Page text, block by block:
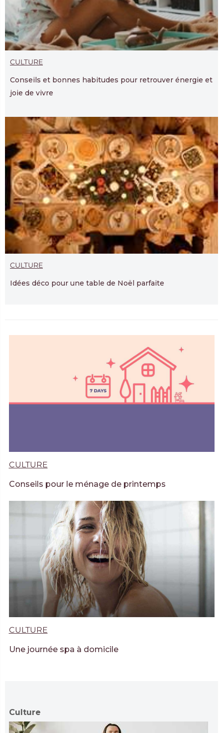
CULTURE
Conseils et bonnes habitudes pour retrouver énergie et
joie de vivre
CULTURE
Idées déco pour une table de Noël parfaite
CULTURE
Conseils pour le ménage de printemps
CULTURE
Une journée spa à domicile
Culture